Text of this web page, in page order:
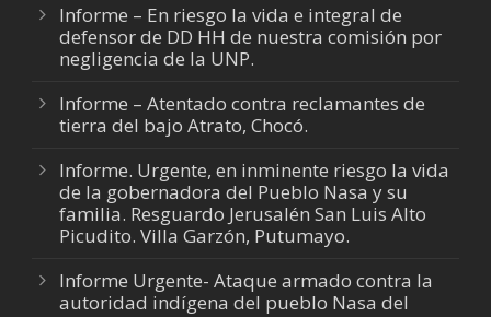
Informe – En riesgo la vida e integral de
defensor de DD HH de nuestra comisión por
negligencia de la UNP.
Informe – Atentado contra reclamantes de
tierra del bajo Atrato, Chocó.
Informe. Urgente, en inminente riesgo la vida
de la gobernadora del Pueblo Nasa y su
familia. Resguardo Jerusalén San Luis Alto
Picudito. Villa Garzón, Putumayo.
Informe Urgente- Ataque armado contra la
autoridad indígena del pueblo Nasa del